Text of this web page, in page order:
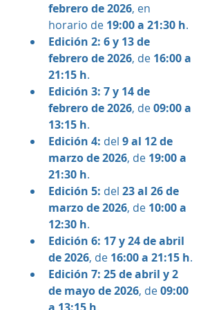
febrero de 2026, en
horario de 19:00 a 21:30 h.
Edición 2: 6 y 13 de
febrero de 2026, de 16:00 a
21:15 h.
Edición 3: 7 y 14 de
febrero de 2026, de 09:00 a
13:15 h.
Edición 4: del 9 al 12 de
marzo de 2026, de 19:00 a
21:30 h.
Edición 5: del 23 al 26 de
marzo de 2026, de 10:00 a
12:30 h.
Edición 6: 17 y 24 de abril
de 2026, de 16:00 a 21:15 h.
Edición 7: 25 de abril y 2
de mayo de 2026, de 09:00